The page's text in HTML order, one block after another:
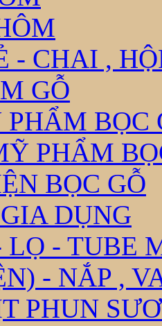
- CHAI ,
GỖ
BỌC
PHẨM
BỌC GỖ
DỤNG
LỌ - TUBE
- NẮP ,
PHUN